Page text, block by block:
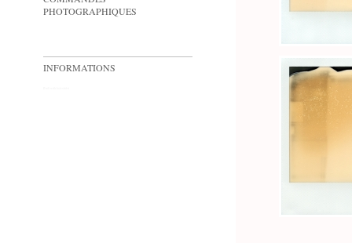
PHOTOGRAPHIQUES
INFORMATIONS